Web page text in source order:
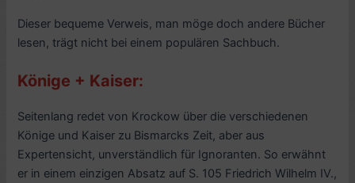
Dieser bequeme Verweis, man möge doch andere Bücher
lesen, trägt nicht bei einem populären Sachbuch.
Könige + Kaiser:
Seitenlang redet von Krockow über die verschiedenen
Könige und Kaiser zu Bismarcks Zeit, aber aus
Expertensicht, unverständlich für Ignoranten. So erwähnt
er in einem einzigen Absatz auf S. 105 Friedrich Wilhelm IV.,